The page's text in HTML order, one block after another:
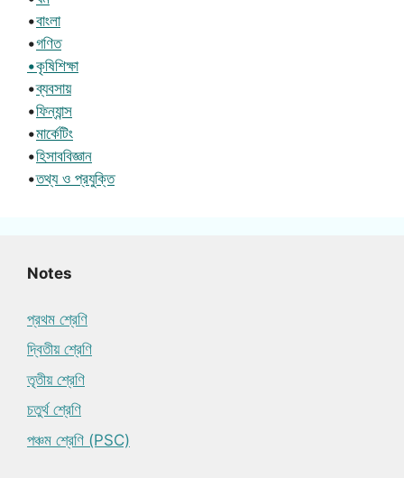
•বাংলা
•গণিত
•কৃষিশিক্ষা
•ব্যবসায়
•ফিন্যান্স
•মার্কেটিং
•হিসাববিজ্ঞান
•তথ্য ও প্রযুক্তি
Notes
প্রথম শ্রেণি
দ্বিতীয় শ্রেণি
তৃতীয় শ্রেণি
চতুর্থ শ্রেণি
পঞ্চম শ্রেণি (PSC)